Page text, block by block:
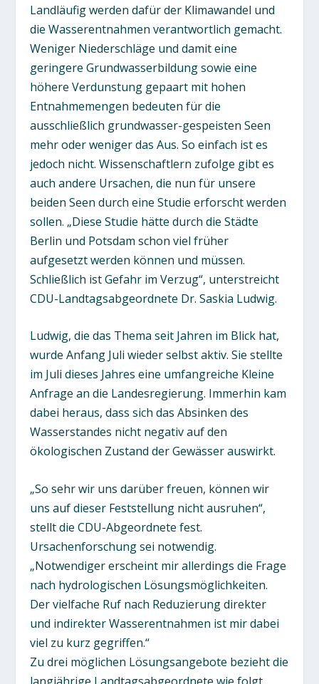
Landläufig werden dafür der Klimawandel und
die Wasserentnahmen verantwortlich gemacht.
Weniger Niederschläge und damit eine
geringere Grundwasserbildung sowie eine
höhere Verdunstung gepaart mit hohen
Entnahmemengen bedeuten für die
ausschließlich grundwasser-gespeisten Seen
mehr oder weniger das Aus. So einfach ist es
jedoch nicht. Wissenschaftlern zufolge gibt es
auch andere Ursachen, die nun für unsere
beiden Seen durch eine Studie erforscht werden
sollen. „Diese Studie hätte durch die Städte
Berlin und Potsdam schon viel früher
aufgesetzt werden können und müssen.
Schließlich ist Gefahr im Verzug“, unterstreicht
CDU-Landtagsabgeordnete Dr. Saskia Ludwig.
Ludwig, die das Thema seit Jahren im Blick hat,
wurde Anfang Juli wieder selbst aktiv. Sie stellte
im Juli dieses Jahres eine umfangreiche Kleine
Anfrage an die Landesregierung. Immerhin kam
dabei heraus, dass sich das Absinken des
Wasserstandes nicht negativ auf den
ökologischen Zustand der Gewässer auswirkt.
„So sehr wir uns darüber freuen, können wir
uns auf dieser Feststellung nicht ausruhen“,
stellt die CDU-Abgeordnete fest.
Ursachenforschung sei notwendig.
„Notwendiger erscheint mir allerdings die Frage
nach hydrologischen Lösungsmöglichkeiten.
Der vielfache Ruf nach Reduzierung direkter
und indirekter Wasserentnahmen ist mir dabei
viel zu kurz gegriffen.“
Zu drei möglichen Lösungsangebote bezieht die